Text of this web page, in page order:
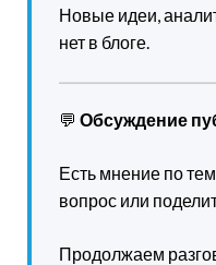
Новые идеи,
нет в блоге.
💬 Обсуждение
Есть мнение по
вопрос или
Продолжаем